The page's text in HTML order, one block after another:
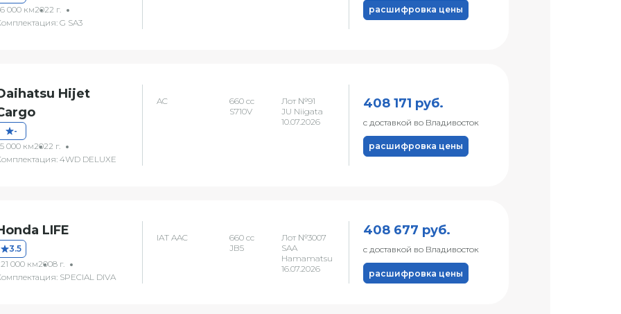
000 км2022 г.
G SA3
расшифровка цены
Hijet
-
000 км2022 г.
4WD DELUXE
AC
660 сс
S710V
Лот №91
JU Niigata
10.07.2026
408 171 руб.
с доставкой во Владивосток
расшифровка цены
LIFE
3.5
000 км2008 г.
SPECIAL DIVA
IAT AAC
660 сс
JB5
Лот №3007
SAA
Hamamatsu
16.07.2026
408 677 руб.
с доставкой во Владивосток
расшифровка цены